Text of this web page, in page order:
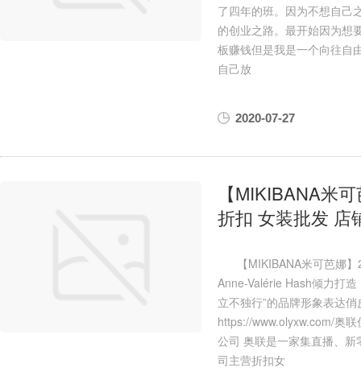
了四年的班。因为不想自己
的创业之路。最开始因为想
板赚钱但是我是一个向往自
自己放
2020-07-27
【MIKIBANA米
折扣 女装批发 店
【MIKIBANA米可芭娜】
Anne-Valérie Hash倾力打
立不独行”的品牌形象表达
https://www.olyxw.com/​奥
公司 奥联是一家集直播、
司主营折扣女